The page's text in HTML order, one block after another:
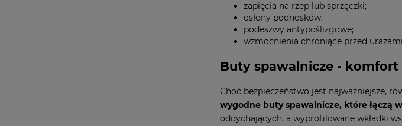
zapięcia na rzep lub sprzączki;
osłony podnosków;
podeszwy antypoślizgowe;
wzmocnienia chroniące przed
Buty spawalnicze -
Choć bezpieczeństwo jest najważniejsze,
wygodne buty spawalnicze, które łączą
oddychających, a wyprofilowane wkładki